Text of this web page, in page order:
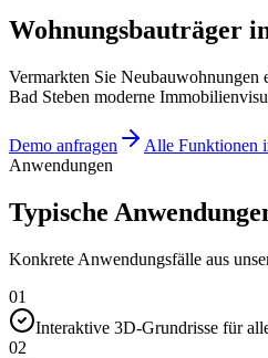
Wohnungsbauträger
Vermarkten Sie
Bad Steben moderne
Demo anfragen
Alle Funktionen
Anwendungen
Typische
Konkrete Anwendungsfälle aus
01
Interaktive 3D-Grundrisse für
02